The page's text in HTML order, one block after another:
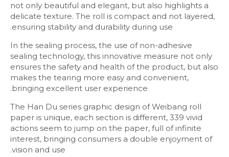
not only beautiful and elegant, but also highlights a
delicate texture. The roll is compact and not layered,
ensuring stability and durability during use.
In the sealing process, the use of non-adhesive
sealing technology, this innovative measure not only
ensures the safety and health of the product, but also
makes the tearing more easy and convenient,
bringing excellent user experience.
The Han Du series graphic design of Weibang roll
paper is unique, each section is different, 339 vivid
actions seem to jump on the paper, full of infinite
interest, bringing consumers a double enjoyment of
vision and use.